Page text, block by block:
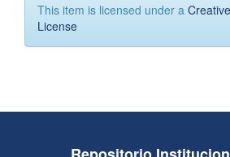
This item is licensed under a
License